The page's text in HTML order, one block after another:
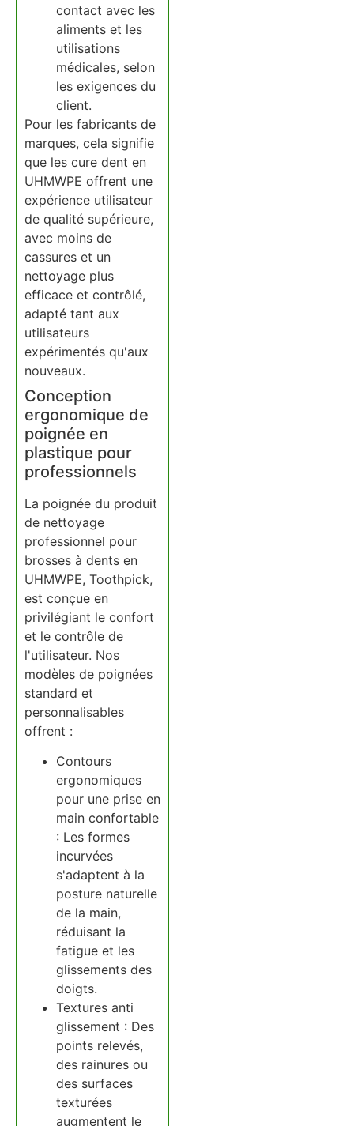
contact avec les
aliments et les
utilisations
médicales, selon
les exigences du
client.
Pour les fabricants de
marques, cela signifie
que les cure dent en
UHMWPE offrent une
expérience utilisateur
de qualité supérieure,
avec moins de
cassures et un
nettoyage plus
efficace et contrôlé,
adapté tant aux
utilisateurs
expérimentés qu'aux
nouveaux.
Conception
ergonomique de
poignée en
plastique pour
professionnels
La poignée du produit
de nettoyage
professionnel pour
brosses à dents en
UHMWPE, Toothpick,
est conçue en
privilégiant le confort
et le contrôle de
l'utilisateur. Nos
modèles de poignées
standard et
personnalisables
offrent :
Contours
ergonomiques
pour une prise en
main confortable
: Les formes
incurvées
s'adaptent à la
posture naturelle
de la main,
réduisant la
fatigue et les
glissements des
doigts.
Textures anti
glissement : Des
points relevés,
des rainures ou
des surfaces
texturées
augmentent le